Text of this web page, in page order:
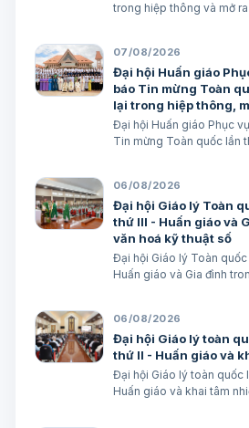
trong hiệp thông và mở
07/08/2026
Đại hội Huấn giáo
báo Tin mừng Toàn
lại trong hiệp thông,
mới cho công cuộc
Đại hội Huấn giáo Phục
Tin mừng Toàn quốc lần
Minh
06/08/2026
Đại hội Giáo lý Toàn
thứ III - Huấn giáo và
văn hoá kỹ thuật số
Đại hội Giáo lý Toàn quốc
Huấn giáo và Gia đình
06/08/2026
Đại hội Giáo lý toàn
thứ II - Huấn giáo và
Đại hội Giáo lý toàn quốc
Huấn giáo và khai tâm